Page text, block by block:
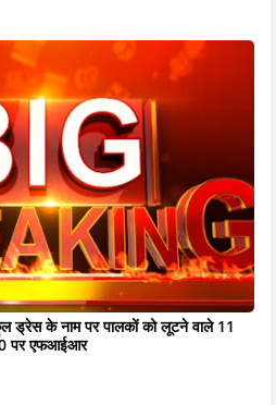
ड्रेस के नाम पर पालकों को लूटने वाले 11
पर एफआईआर